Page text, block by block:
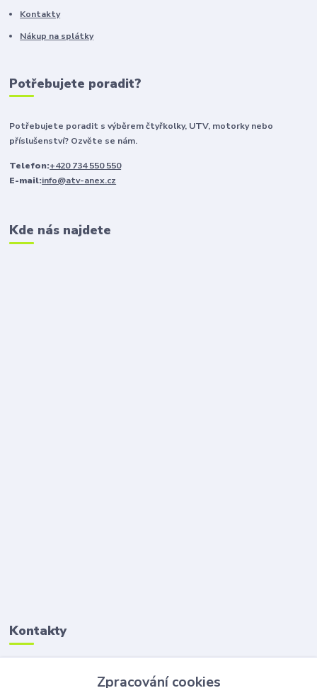
Kontakty
Nákup na splátky
Potřebujete poradit?
Potřebujete poradit s výběrem čtyřkolky, UTV, motorky nebo
příslušenství? Ozvěte se nám.
Telefon:+420 734 550 550
E-mail:info@atv-anex.cz
Kde nás najdete
Kontakty
Petr ŠolinZpracování cookies